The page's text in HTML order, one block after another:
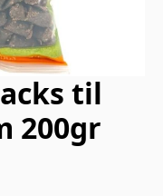
til
200gr